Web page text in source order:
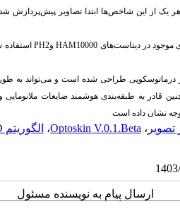
هر یک از این‌ شاخص‌ها ابتدا تصاویر پیش‌پردازش ش
موجود در دیتاست‌های HAM10000وPH2
تصویر ، Optoskin V.0.1.Beta‎، الگوریتم ABCD
ارسال پیام به نویسنده مسئول